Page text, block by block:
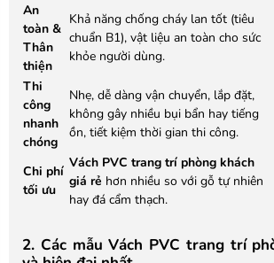
An
toàn &
Thân
thiện
Khả năng chống cháy lan tốt (tiêu
chuẩn B1), vật liệu an toàn cho sức
khỏe người dùng.
Thi
công
nhanh
chóng
Nhẹ, dễ dàng vận chuyển, lắp đặt,
không gây nhiều bụi bẩn hay tiếng
ồn, tiết kiệm thời gian thi công.
Chi phí
tối ưu
Vách PVC trang trí phòng khách
giá rẻ hơn nhiều so với gỗ tự nhiên
hay đá cẩm thạch.
2. Các mẫu Vách PVC trang trí